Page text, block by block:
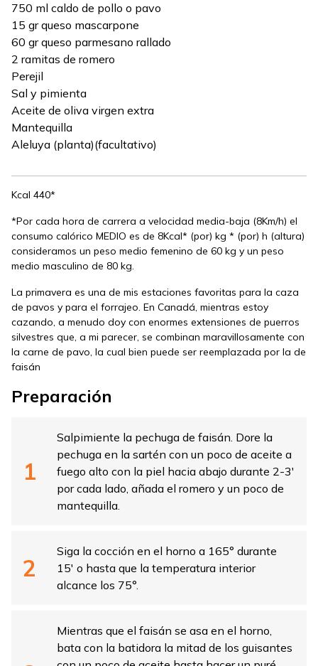
750 ml caldo de pollo o pavo
15 gr queso mascarpone
60 gr queso parmesano rallado
2 ramitas de romero
Perejil
Sal y pimienta
Aceite de oliva virgen extra
Mantequilla
Aleluya (planta)(facultativo)
Kcal 440*
*Por cada hora de carrera a velocidad media-baja (8Km/h) el
consumo calórico MEDIO es de 8Kcal* (por) kg * (por) h (altura)
consideramos un peso medio femenino de 60 kg y un peso
medio masculino de 80 kg.
La primavera es una de mis estaciones favoritas para la caza
de pavos y para el forrajeo. En Canadá, mientras estoy
cazando, a menudo doy con enormes extensiones de puerros
silvestres que, a mi parecer, se combinan maravillosamente con
la carne de pavo, la cual bien puede ser reemplazada por la de
faisán
Preparación
Salpimiente la pechuga de faisán. Dore la
pechuga en la sartén con un poco de aceite a
fuego alto con la piel hacia abajo durante 2-3′
por cada lado, añada el romero y un poco de
mantequilla.
Siga la cocción en el horno a 165° durante
15′ o hasta que la temperatura interior
alcance los 75°.
Mientras que el faisán se asa en el horno,
bata con la batidora la mitad de los guisantes